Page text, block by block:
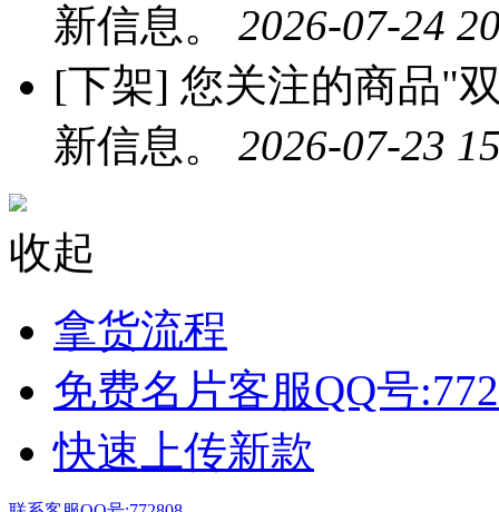
新信息。 2026-07-24
[下架] 您关注的商品"
新信息。 2026-07-23
收起
拿货流程
免费名片客服QQ号
快速上传新款